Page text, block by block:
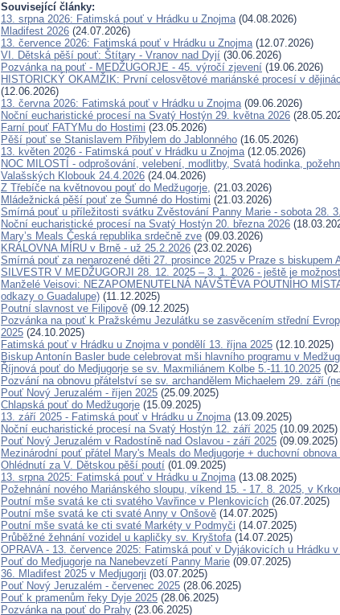
Související články:
13. srpna 2026: Fatimská pouť v Hrádku u Znojma(04.08.2026)
Mladifest 2026 (24.07.2026)
13. července 2026: Fatimská pouť v Hrádku u Znojma(12.07.2026)
VI. Dětská pěší pouť: Štítary - Vranov nad Dyjí (30.06.2026)
Pozvánka na pouť - MEDŽUGORJE - 45. výročí zjevení (19.06.2026)
HISTORICKÝ OKAMŽIK: První celosvětové mariánské procesí v
(12.06.2026)
13. června 2026: Fatimská pouť v Hrádku u Znojma(09.06.2026)
Noční eucharistické procesí na Svatý Hostýn 29. května 2026
Farní pouť FATYMu do Hostimi (23.05.2026)
Pěší pouť se Stanislavem Přibylem do Jablonného (16.05.2026)
13. květen 2026 - Fatimská pouť v Hrádku u Znojma(12.05.2026)
NOC MILOSTÍ - odprošování, velebení, modlitby, Svatá hodinka,
Valašských Klobouk 24.4.2026 (24.04.2026)
Z Třebíče na květnovou pouť do Medžugorje, (21.03.2026)
Mládežnická pěší pouť ze Šumné do Hostimi (21.03.2026)
Smírná pouť u příležitosti svátku Zvěstování Panny Marie - sobota 28.
Noční eucharistické procesí na Svatý Hostýn 20. března 2026
Mary’s Meals Česká republika srdečně zve (09.03.2026)
KRÁLOVNA MÍRU v Brně - už 25.2.2026 (23.02.2026)
Smírná pouť za nenarozené děti 27. prosince 2025 v Praze s biskupem
SILVESTR V MEDŽUGORJI 28. 12. 2025 – 3. 1. 2026 - ještě je možnost
Manželé Veisovi: NEZAPOMENUTELNÁ NÁVŠTĚVA POUTNÍHO
odkazy o Guadalupe) (11.12.2025)
Poutní slavnost ve Filipově (09.12.2025)
Pozvánka na pouť k Pražskému Jezulátku se zasvěcením střední
2025 (24.10.2025)
Fatimská pouť v Hrádku u Znojma v pondělí 13. října 2025 (12.10.2025)
Biskup Antonín Basler bude celebrovat mši hlavního programu v
Říjnová pouť do Medjugorje se sv. Maxmiliánem Kolbe 5.-11.10.2025
Pozvání na obnovu přátelství se sv. archandělem Michaelem 29. září
Pouť Nový Jeruzalém - říjen 2025 (25.09.2025)
Chlapská pouť do Medžugorje (15.09.2025)
13. září 2025 - Fatimská pouť v Hrádku u Znojma(13.09.2025)
Noční eucharistické procesí na Svatý Hostýn 12. září 2025 (10.09.2025)
Pouť Nový Jeruzalém v Radostíně nad Oslavou - září 2025 (09.09.2025)
Mezinárodní pouť přátel Mary's Meals do Medjugorje + duchovní
Ohlédnutí za V. Dětskou pěší poutí (01.09.2025)
13. srpna 2025: Fatimská pouť v Hrádku u Znojma(13.08.2025)
Požehnání nového Mariánského sloupu, víkend 15. - 17. 8. 2025, v
Poutní mše svatá ke cti svatého Vavřince v Plenkovicích (26.07.2025)
Poutní mše svatá ke cti svaté Anny v Onšově (14.07.2025)
Poutní mše svatá ke cti svaté Markéty v Podmyči (14.07.2025)
Průběžné žehnání vozidel u kapličky sv. Kryštofa(14.07.2025)
OPRAVA - 13. července 2025: Fatimská pouť v Dyjákovicích u Hrádku v
Pouť do Medjugorje na Nanebevzetí Panny Marie (09.07.2025)
36. Mladifest 2025 v Medjugorji (03.07.2025)
Pouť Nový Jeruzalém - červenec 2025 (28.06.2025)
Pouť k pramenům řeky Dyje 2025 (28.06.2025)
Pozvánka na pouť do Prahy (23.06.2025)